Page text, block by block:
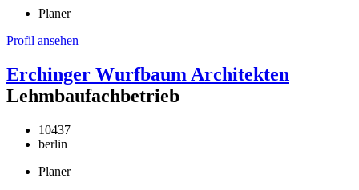
Planer
Profil ansehen
Erchinger Wurfbaum Architekten
Lehmbaufachbetrieb
10437
berlin
Planer